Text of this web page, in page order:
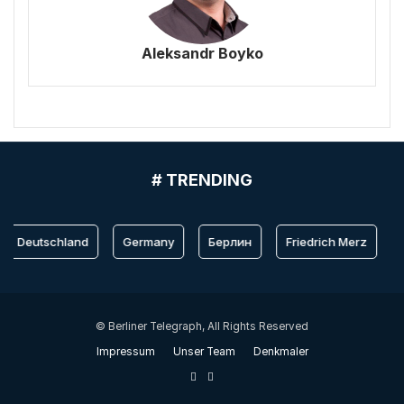
Aleksandr Boyko
# TRENDING
Deutschland Germany Берлин Friedrich Merz
© Berliner Telegraph, All Rights Reserved
Impressum
Unser Team Denkmaler